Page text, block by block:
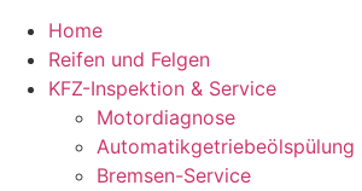
Home
Reifen und Felgen
KFZ-Inspektion & Service
Motordiagnose
Automatikgetriebeölspülung
Bremsen-Service